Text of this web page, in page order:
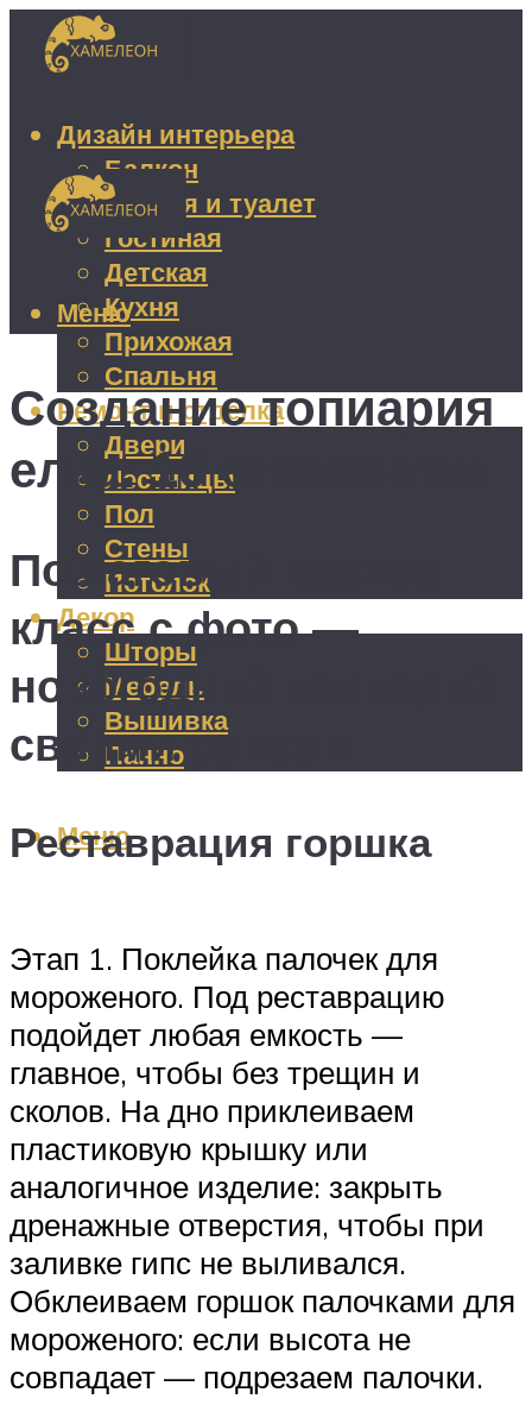
Дизайн интерьера
Балкон
Ванная и туалет
Гостиная
Детская
Кухня
Прихожая
Спальня
Ремонт и отделка
Двери
Лестницы
Пол
Стены
Потолок
Декор
Шторы
Мебель
Вышивка
Панно
Меню
Меню
Создание топиария
елка: 10 элементов
Пошаговый мастер-
класс с фото —
новогодний топиарий
своими руками
Реставрация горшка
Этап 1. Поклейка палочек для
мороженого. Под реставрацию
подойдет любая емкость —
главное, чтобы без трещин и
сколов. На дно приклеиваем
пластиковую крышку или
аналогичное изделие: закрыть
дренажные отверстия, чтобы при
заливке гипс не выливался.
Обклеиваем горшок палочками для
мороженого: если высота не
совпадает — подрезаем палочки.